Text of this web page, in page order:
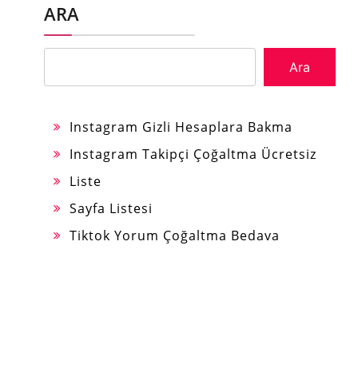
ARA
Ara
Instagram Gizli Hesaplara Bakma
Instagram Takipçi Çoğaltma Ücretsiz
Liste
Sayfa Listesi
Tiktok Yorum Çoğaltma Bedava